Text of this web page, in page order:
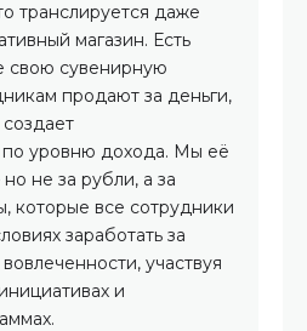
транслируется даже
магазин. Есть
свою сувенирную
продают за деньги,
создает
уровню дохода. Мы её
не за рубли, а за
которые все сотрудники
заработать за
участвуя
и